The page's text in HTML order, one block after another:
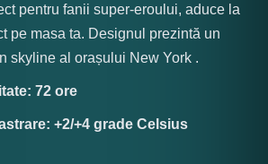
pentru fanii super-eroului, aduce la
pe masa ta. Designul prezintă un
skyline al orașului New York .
72 ore
+2/+4 grade Celsius